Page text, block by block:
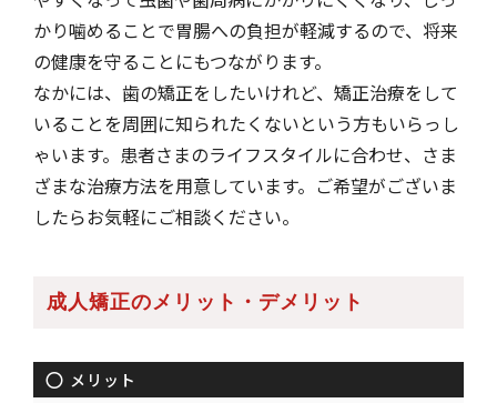
かり噛めることで胃腸への負担が軽減するので、将来
の健康を守ることにもつながります。
なかには、歯の矯正をしたいけれど、矯正治療をして
いることを周囲に知られたくないという方もいらっし
ゃいます。患者さまのライフスタイルに合わせ、さま
ざまな治療方法を用意しています。ご希望がございま
したらお気軽にご相談ください。
成人矯正のメリット・デメリット
メリット